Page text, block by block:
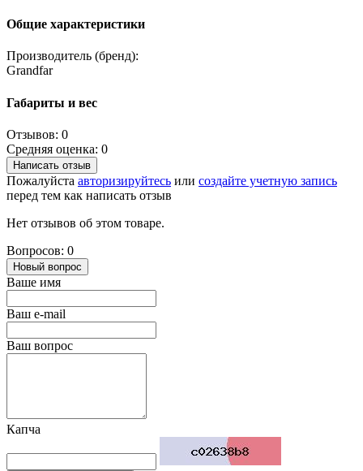
Общие характеристики
Производитель (бренд):
Grandfar
Габариты и вес
Отзывов: 0
Средняя оценка: 0
Написать отзыв
Пожалуйста авторизируйтесь или создайте учетную запись
перед тем как написать отзыв
Нет отзывов об этом товаре.
Вопросов: 0
Новый вопрос
Ваше имя
Ваш e-mail
Ваш вопрос
Капча